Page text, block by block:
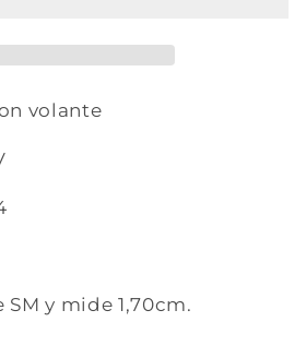
volante
y mide 1,70cm.